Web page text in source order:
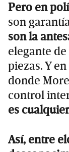
Pero en
son
son la
elegante
piezas. Y
donde
control
es
Así, entre